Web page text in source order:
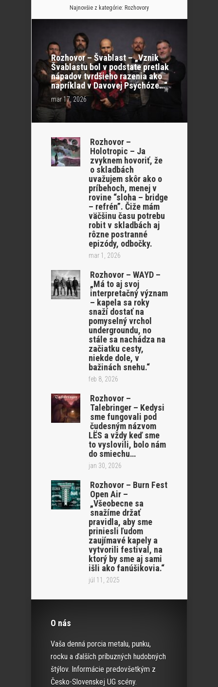
Najnovšie z kategórie: Rozhovory
Rozhovor – Švablast – „Vznik
Švablastu bol v podstate pretlak
nápadov tvrdšieho razenia ako
napríklad v Davovej Psychóze…“
mar 17, 2026
Rozhovor –
Holotropic – Ja
zvyknem hovoriť, že
o skladbách
uvažujem skôr ako o
príbehoch, menej v
rovine “sloha – bridge
– refrén”. Čiže mám
väčšinu času potrebu
robit v skladbách aj
rôzne postranné
epizódy, odbočky.
mar 1, 2026
Rozhovor – WAYD –
„Má to aj svoj
interpretačný význam
– kapela sa roky
snaží dostať na
pomyselný vrchol
undergroundu, no
stále sa nachádza na
začiatku cesty,
niekde dole, v
bažinách snehu.“
feb 8, 2026
Rozhovor –
Talebringer – Kedysi
sme fungovali pod
čudesným názvom
LËS a vždy keď sme
to vyslovili, bolo nám
do smiechu…
jan 30, 2026
Rozhovor – Burn Fest
Open Air –
„Všeobecne sa
snažíme držať
pravidla, aby sme
priniesli ľudom
zaujímavé kapely a
vytvorili festival, na
ktorý by sme aj sami
išli ako fanúšikovia.“
júl 11, 2025
O nás
Vaša denná porcia metalu, punku,
rocku a ďalších príbuzných hudobných
štýlov. Informácie predovšetkým z
Česko-Slovenskej UG scény.